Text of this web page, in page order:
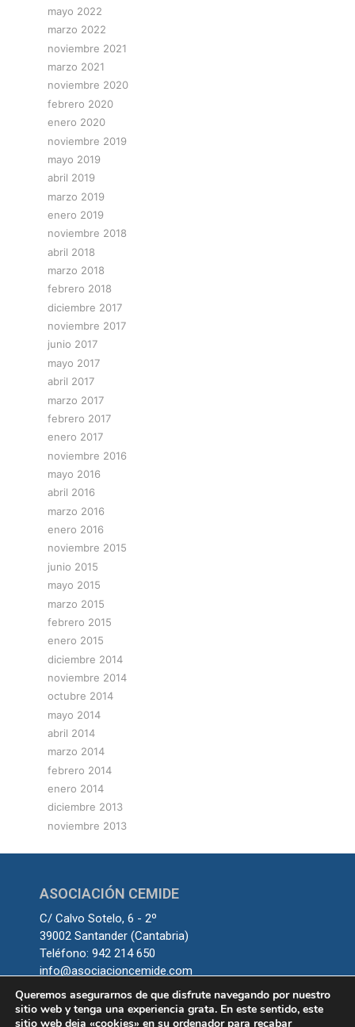
mayo 2022
marzo 2022
noviembre 2021
marzo 2021
noviembre 2020
febrero 2020
enero 2020
noviembre 2019
mayo 2019
abril 2019
marzo 2019
enero 2019
noviembre 2018
abril 2018
marzo 2018
febrero 2018
diciembre 2017
noviembre 2017
junio 2017
mayo 2017
abril 2017
marzo 2017
febrero 2017
enero 2017
noviembre 2016
mayo 2016
abril 2016
marzo 2016
enero 2016
noviembre 2015
junio 2015
mayo 2015
marzo 2015
febrero 2015
enero 2015
diciembre 2014
noviembre 2014
octubre 2014
mayo 2014
abril 2014
marzo 2014
febrero 2014
enero 2014
diciembre 2013
noviembre 2013
ASOCIACIÓN CEMIDE
C/ Calvo Sotelo, 6 - 2º
39002 Santander (Cantabria)
Teléfono: 942 214 650
info@asociacioncemide.com
Queremos asegurarnos de que disfrute navegando por nuestro
sitio web y tenga una experiencia grata. En este sentido, este
sitio web deja «cookies» en su ordenador para recabar